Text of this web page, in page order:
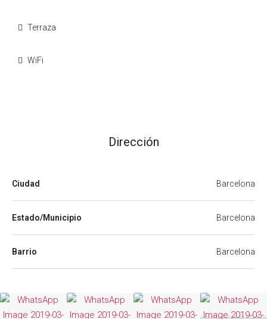
Terraza
WiFi
Dirección
Ciudad Barcelona
Estado/Municipio Barcelona
Barrio Barcelona